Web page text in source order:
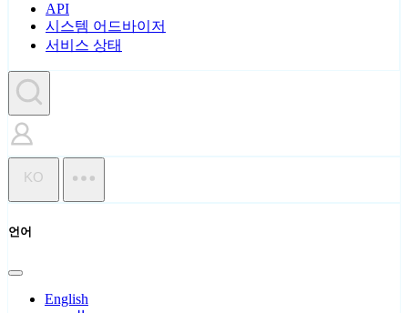
API
시스템 어드바이저
서비스 상태
KO
언어
English